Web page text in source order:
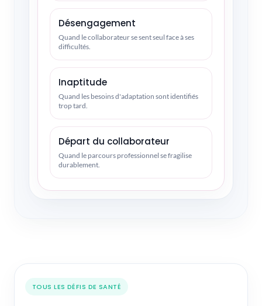
Désengagement
Quand le collaborateur se sent seul face à ses
difficultés.
Inaptitude
Quand les besoins d'adaptation sont identifiés
trop tard.
Départ du collaborateur
Quand le parcours professionnel se fragilise
durablement.
TOUS LES DÉFIS DE SANTÉ